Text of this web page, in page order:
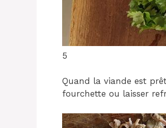
5
Quand la viande est
fourchette ou laisser